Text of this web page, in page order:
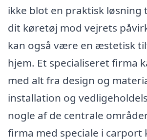
ikke blot en praktisk løsning
dit køretøj mod vejrets
kan også være en æstetisk
hjem. Et specialiseret firma
med alt fra design og
installation og
nogle af de centrale
firma med speciale i carport